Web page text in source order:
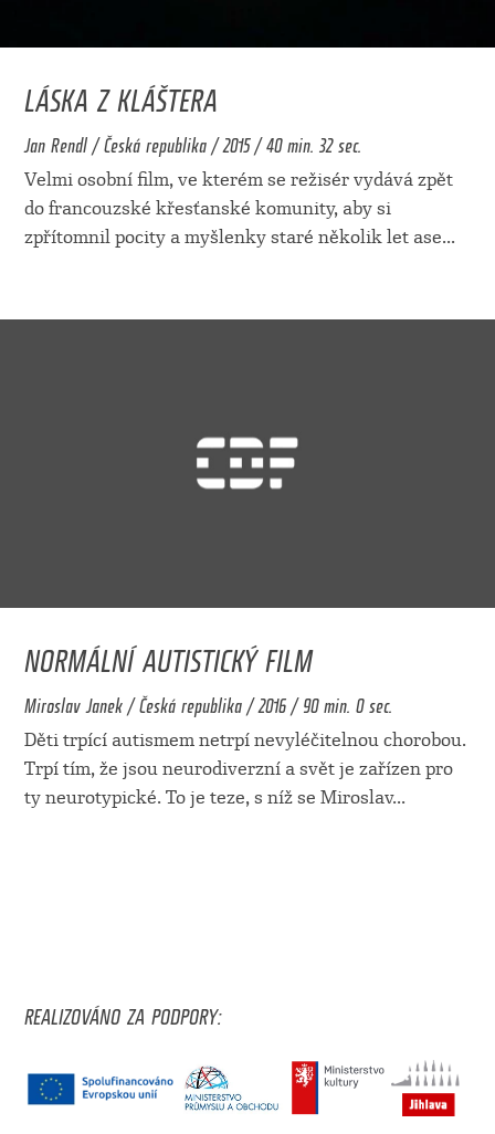
LÁSKA Z KLÁŠTERA
Jan Rendl / Česká republika / 2015 / 40 min. 32 sec.
Velmi osobní film, ve kterém se režisér vydává zpět
do francouzské křesťanské komunity, aby si
zpřítomnil pocity a myšlenky staré několik let ase...
NORMÁLNÍ AUTISTICKÝ FILM
Miroslav Janek / Česká republika / 2016 / 90 min. 0 sec.
Děti trpící autismem netrpí nevyléčitelnou chorobou.
Trpí tím, že jsou neurodiverzní a svět je zařízen pro
ty neurotypické. To je teze, s níž se Miroslav...
REALIZOVÁNO ZA PODPORY: